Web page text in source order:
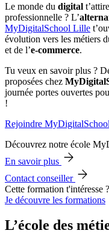
Le monde du digital
professionnelle ? L’
MyDigitalSchool Lille
évolution vers les métiers
et de l’e-commerce.
Tu veux en savoir plus ?
proposées chez
journée portes ouvertes
!
Rejoindre MyDigitalSchool
Découvrez notre école
En savoir plus
Contact conseiller
Cette formation t'intéresse ?
Je découvre les formations
L’école des